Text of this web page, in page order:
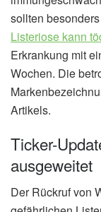
sollten
Listeriose kann
Erkrankung mit
Wochen. Die
Artikels.
Ticker-
ausgeweitet
Der Rückruf von